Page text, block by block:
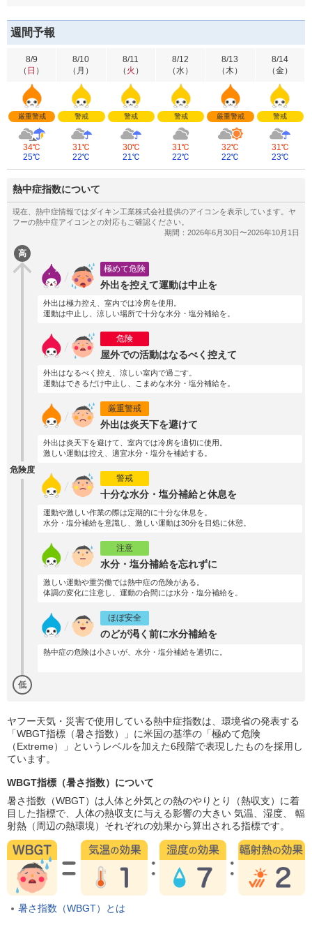
週間予報
8/9
（ 日 ）
厳重警戒
34℃
25℃
8/10
（ 月 ）
警戒
31℃
22℃
8/11
（ 火 ）
警戒
30℃
21℃
8/12
（水）
警戒
31℃
22℃
8/13
（木）
厳重警戒
32℃
22℃
8/14
（金）
警戒
31℃
23℃
熱中症指数について
高
危険度
低
極めて危険
外出を控えて運動は中止を
外出は極力控え、室内では冷房を使用。
運動は中止し、涼しい場所で十分な水分・塩分補給を。
危険
屋外での活動はなるべく控えて
外出はなるべく控え、涼しい室内で過ごす。
運動はできるだけ中止し、こまめな水分・塩分補給を。
厳重警戒
外出は炎天下を避けて
外出は炎天下を避けて、室内では冷房を適切に使用。
激しい運動は控え、適宜水分・塩分を補給する。
警戒
十分な水分・塩分補給と休息を
運動や激しい作業の際は定期的に十分な休息を。
水分・塩分補給を意識し、激しい運動は30分を目処に休憩。
注意
水分・塩分補給を忘れずに
激しい運動や重労働では熱中症の危険がある。
体調の変化に注意し、運動の合間には水分・塩分補給を。
ほぼ安全
のどが渇く前に水分補給を
熱中症の危険は小さいが、水分・塩分補給を適切に。
ヤフー天気・災害で使用している熱中症指数は、環境省の発表する
「WBGT指標（暑さ指数）」に米国の基準の「極めて危険
（Extreme）」というレベルを加えた6段階で表現したものを採用し
ています。
WBGT指標（暑さ指数）について
暑さ指数（WBGT）は人体と外気との熱のやりとり（熱収支）に着
目した指標で、人体の熱収支に与える影響の大きい 気温、湿度、 輻
射熱（周辺の熱環境）それぞれの効果から算出される指標です。
暑さ指数（WBGT）とは